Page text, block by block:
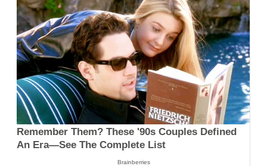
Remember Them? These '90s Couples Defined
An Era—See The Complete List
Brainberries